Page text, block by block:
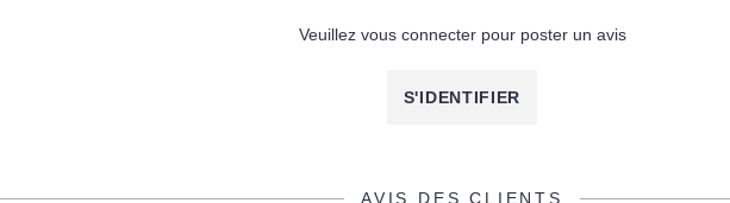
Veuillez vous connecter pour poster un avis
S'IDENTIFIER
AVIS DES CLIENTS